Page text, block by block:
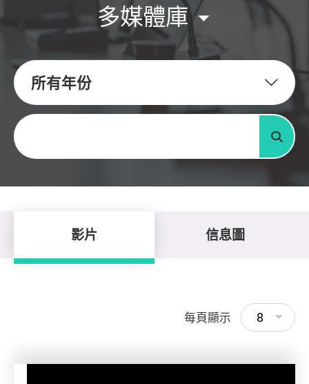
多媒體庫
所有年份
關鍵字
搜尋
影片 信息圖
每頁顯示 8